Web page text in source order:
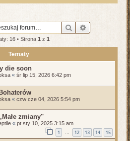
Szukaj
16 • Strona 1 z 1
Tematy
die soon
« śr lip 15, 2026 6:42 pm
« czw cze 04, 2026 5:54 pm
zmiany''
« pt sty 10, 2025 3:15 am
1 … 12 13 14 15